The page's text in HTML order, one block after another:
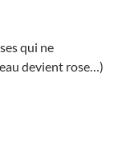
qui ne
devient rose…)